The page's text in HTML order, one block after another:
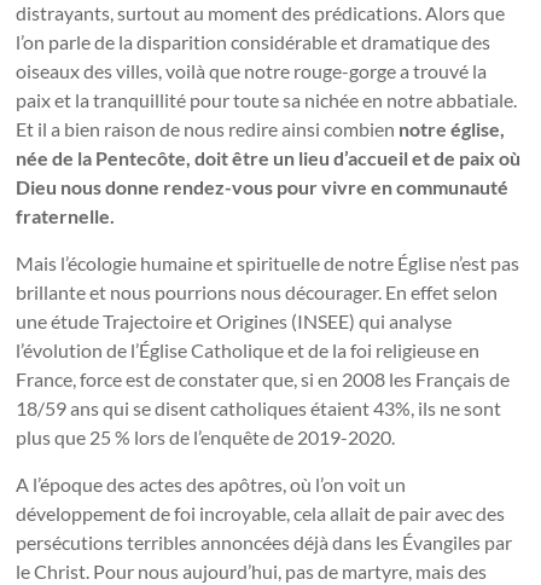
distrayants, surtout au moment des prédications. Alors que
l’on parle de la disparition considérable et dramatique des
oiseaux des villes, voilà que notre rouge-gorge a trouvé la
paix et la tranquillité pour toute sa nichée en notre abbatiale.
Et il a bien raison de nous redire ainsi combien notre église,
née de la Pentecôte, doit être un lieu d’accueil et de paix où
Dieu nous donne rendez-vous pour vivre en communauté
fraternelle.
Mais l’écologie humaine et spirituelle de notre Église n’est pas
brillante et nous pourrions nous décourager. En effet selon
une étude Trajectoire et Origines (INSEE) qui analyse
l’évolution de l’Église Catholique et de la foi religieuse en
France, force est de constater que, si en 2008 les Français de
18/59 ans qui se disent catholiques étaient 43%, ils ne sont
plus que 25 % lors de l’enquête de 2019-2020.
A l’époque des actes des apôtres, où l’on voit un
développement de foi incroyable, cela allait de pair avec des
persécutions terribles annoncées déjà dans les Évangiles par
le Christ. Pour nous aujourd’hui, pas de martyre, mais des